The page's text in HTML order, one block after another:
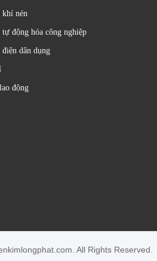
nén
động hóa công nghiệp
dân dụng
động
All Rights Reserved.